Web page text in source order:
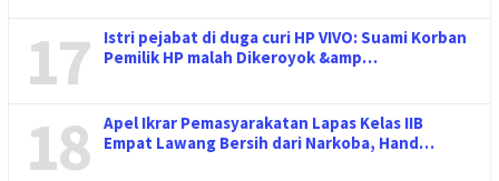
17
Istri pejabat di duga curi HP VIVO: Suami Korban
Pemilik HP malah Dikeroyok &amp…
18
Apel Ikrar Pemasyarakatan Lapas Kelas IIB
Empat Lawang Bersih dari Narkoba, Hand…